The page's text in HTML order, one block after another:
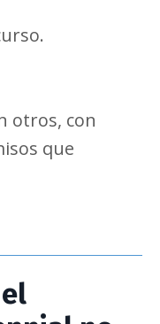
otros, con
que